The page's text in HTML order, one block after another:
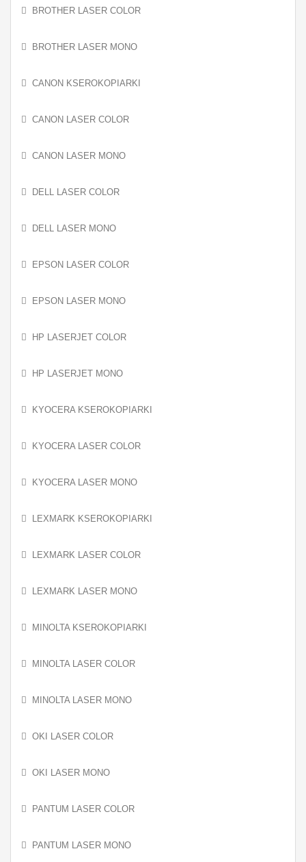
BROTHER LASER COLOR
BROTHER LASER MONO
CANON KSEROKOPIARKI
CANON LASER COLOR
CANON LASER MONO
DELL LASER COLOR
DELL LASER MONO
EPSON LASER COLOR
EPSON LASER MONO
HP LASERJET COLOR
HP LASERJET MONO
KYOCERA KSEROKOPIARKI
KYOCERA LASER COLOR
KYOCERA LASER MONO
LEXMARK KSEROKOPIARKI
LEXMARK LASER COLOR
LEXMARK LASER MONO
MINOLTA KSEROKOPIARKI
MINOLTA LASER COLOR
MINOLTA LASER MONO
OKI LASER COLOR
OKI LASER MONO
PANTUM LASER COLOR
PANTUM LASER MONO